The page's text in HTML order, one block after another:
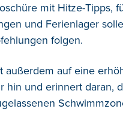
mit Hitze-Tipps,
und Ferienlager
folgen.
außerdem auf eine
hin und erinnert daran,